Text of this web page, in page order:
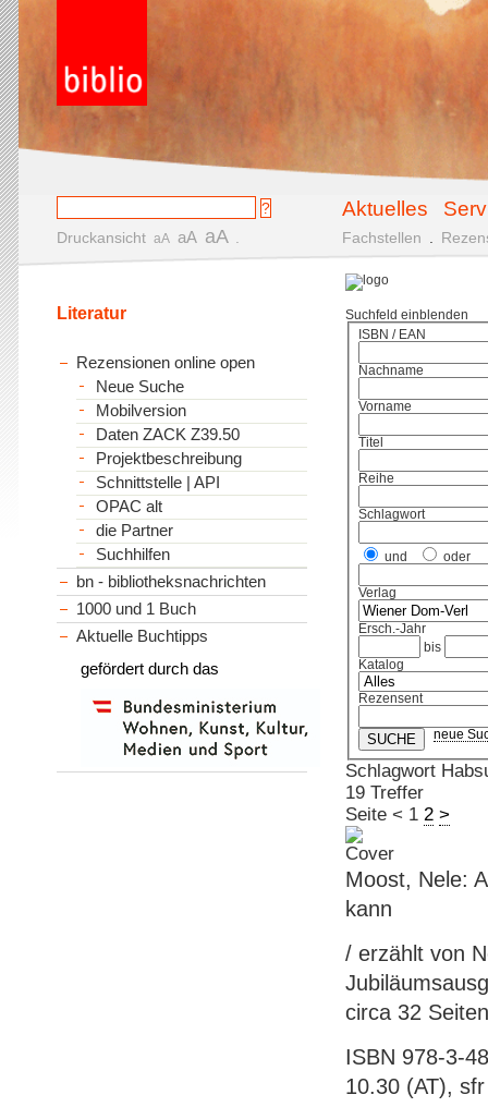
Aktuelles
Druckansicht aA aA aA Fachstellen
Suchfeld einblenden
ISBN / EAN
Nachname
Vorname
Titel
Reihe
Schlagwort
und oder
Verlag
Ersch.-Jahr
bis
Katalog
Rezensent
neue
Schlagwort
19 Treffer
Seite < 1 2 >
Moost, Nele:
kann
/ erzählt von
circa 32
ISBN 978-3-
10.30 (AT),
Literatur
Rezensionen online open
Neue Suche
Mobilversion
Daten ZACK Z39.50
Projektbeschreibung
Schnittstelle | API
OPAC alt
die Partner
Suchhilfen
bn - bibliotheksnachrichten
1000 und 1 Buch
Aktuelle Buchtipps
gefördert durch das